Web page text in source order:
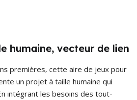
humaine, vecteur de lien
premières, cette aire de jeux pour
un projet à taille humaine qui
intégrant les besoins des tout-